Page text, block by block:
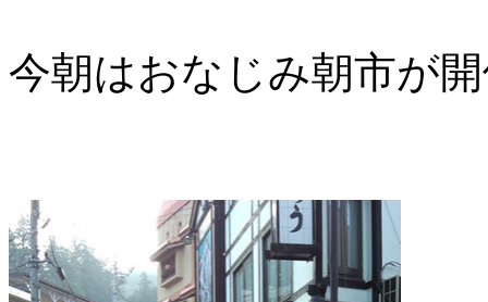
今朝はおなじみ朝市が